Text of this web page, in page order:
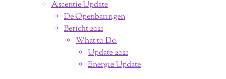
Ascentie Update
De Openbaringen
Bericht 2021
What to Do
Update 2021
Energie Update